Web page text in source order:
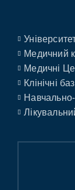
Медичний
Медичні
Клінічні